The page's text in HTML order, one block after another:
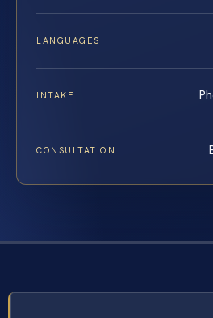
LANGUAGES
INTAKE
CONSULTATION